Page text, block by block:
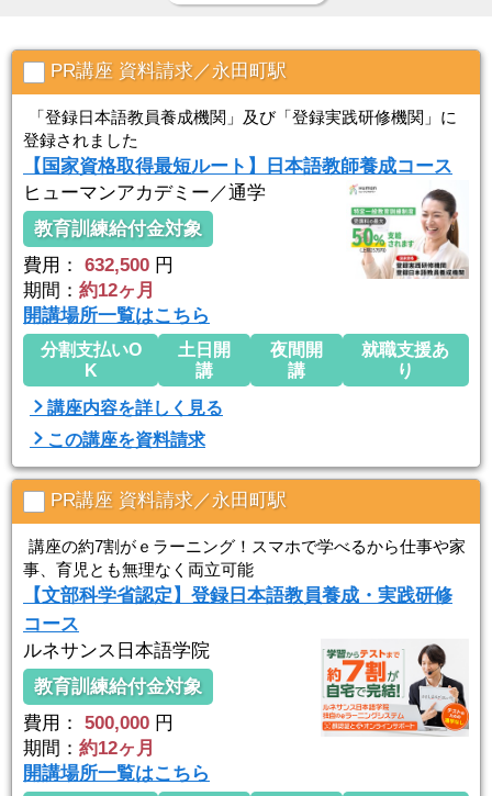
PR講座 資料請求／永田町駅
「登録日本語教員養成機関」及び「登録実践研修機関」に
登録されました
【国家資格取得最短ルート】日本語教師養成コース
ヒューマンアカデミー／通学
教育訓練給付金対象
費用：
632,500 円
期間： 約12ヶ月
開講場所一覧はこちら
分割支払いO
K
土日開
講
夜間開
講
就職支援あ
り
講座内容を詳しく見る
この講座を資料請求
PR講座 資料請求／永田町駅
講座の約7割がｅラーニング！スマホで学べるから仕事や家
事、育児とも無理なく両立可能
【文部科学省認定】登録日本語教員養成・実践研修
コース
ルネサンス日本語学院
教育訓練給付金対象
費用：
500,000 円
期間： 約12ヶ月
開講場所一覧はこちら